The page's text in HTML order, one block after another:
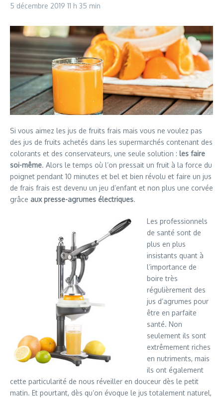
5 décembre 2019 11 h 35 min
Si vous aimez les jus de fruits frais mais vous ne voulez pas
des jus de fruits achetés dans les supermarchés contenant des
colorants et des conservateurs, une seule solution : les faire
soi-même. Alors le temps où l’on pressait un fruit à la force du
poignet pendant 10 minutes et bel et bien révolu et faire un jus
de frais frais est devenu un jeu d’enfant et non plus une corvée
grâce aux presse-agrumes électriques.
Les professionnels
de santé sont de
plus en plus
insistants quant à
l’importance de
boire très
régulièrement des
jus d’agrumes pour
être en parfaite
santé. Non
seulement ils sont
extrêmement riches
en nutriments, mais
ils ont également
cette particularité de nous réveiller en douceur dès le petit
matin. Et pourtant, dès qu’on évoque le jus totalement naturel,